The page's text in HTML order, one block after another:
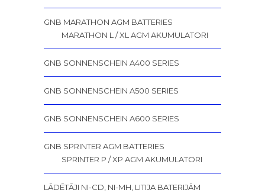
GNB MARATHON AGM BATTERIES
MARATHON L / XL AGM AKUMULATORI
GNB SONNENSCHEIN A400 SERIES
GNB SONNENSCHEIN A500 SERIES
GNB SONNENSCHEIN A600 SERIES
GNB SPRINTER AGM BATTERIES
SPRINTER P / XP AGM AKUMULATORI
LĀDĒTĀJI NI-CD, NI-MH, LITIJA BATERIJĀM